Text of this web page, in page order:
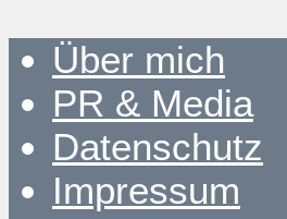
Über mich
PR & Media
Datenschutz
Impressum